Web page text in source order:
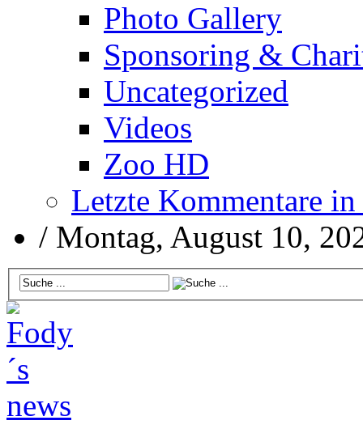
Photo Gallery
Sponsoring &
Uncategorized
Videos
Zoo HD
Letzte Kommentare in
/ Montag, August 10,